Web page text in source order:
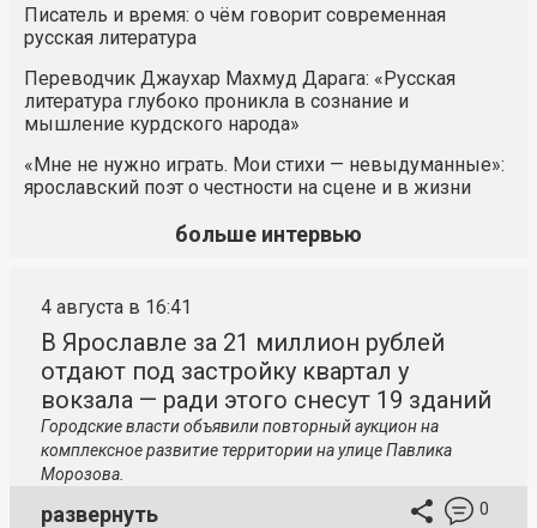
Писатель и время: о чём говорит современная
русская литература
Переводчик Джаухар Махмуд Дарага: «Русская
литература глубоко проникла в сознание и
мышление курдского народа»
«Мне не нужно играть. Мои стихи — невыдуманные»:
ярославский поэт о честности на сцене и в жизни
больше интервью
4 августа в 16:41
В Ярославле за 21 миллион рублей
отдают под застройку квартал у
вокзала — ради этого снесут 19 зданий
Городские власти объявили повторный аукцион на
комплексное развитие территории на улице Павлика
Морозова.
развернуть 0